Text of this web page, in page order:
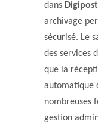
dans
archivage
sécurisé. Le
des services
que la
automatique
nombreuses
gestion